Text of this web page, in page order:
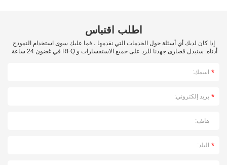
اطلب اقتباس
إذا كان لديك أي أسئلة حول الخدمات التي نقدمها ، فما عليك سوى استخدام النموذج
أدناه. سنبذل قصارى جهدنا للرد على جميع الاستفسارات و RFQ في غضون 24 ساعة.